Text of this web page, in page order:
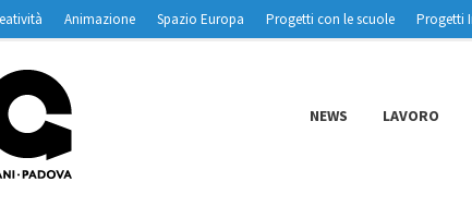
Animazione Spazio Europa Progetti con le scuole
Progetti
NEWS LAVORO